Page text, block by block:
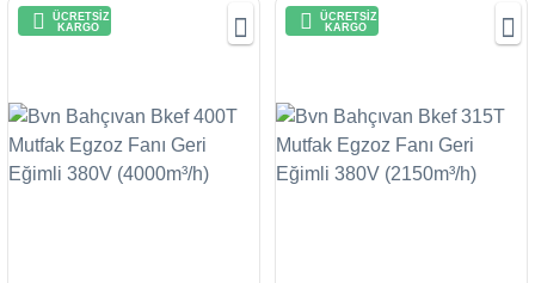
ÜCRETSİZ
KARGO
ÜCRETSİZ
KARGO